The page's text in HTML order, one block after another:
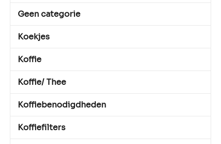
Geen categorie
Koekjes
Koffie
Koffie/ Thee
Koffiebenodigdheden
Koffiefilters